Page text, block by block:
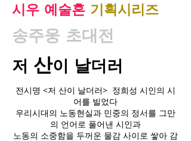
시우 예술혼 기획시리즈
송주웅 초대전
저 산이 날더러
전시명 <저 산이 날더러> 정희성 시인의 시
어를 빌었다
우리시대의 노동현실과 민중의 정서를 그만
의 언어로 풀어낸 시인과
노동의 소중함을 두꺼운 물감 사이로 쌓아 감